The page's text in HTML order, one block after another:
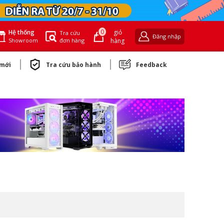
Hệ thống
Showroom
Tra cứu
đơn hàng
0
giỏ
hàng
Đăng nhập
Tra cứu bảo hành Feedback